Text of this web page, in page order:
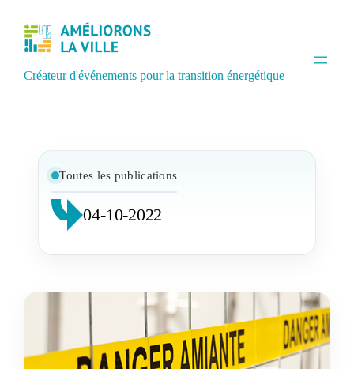
Créateur d'événements pour la transition énergétique
Toutes les publications
04-10-2022